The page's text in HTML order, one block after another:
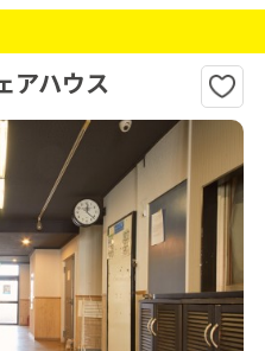
アハウス